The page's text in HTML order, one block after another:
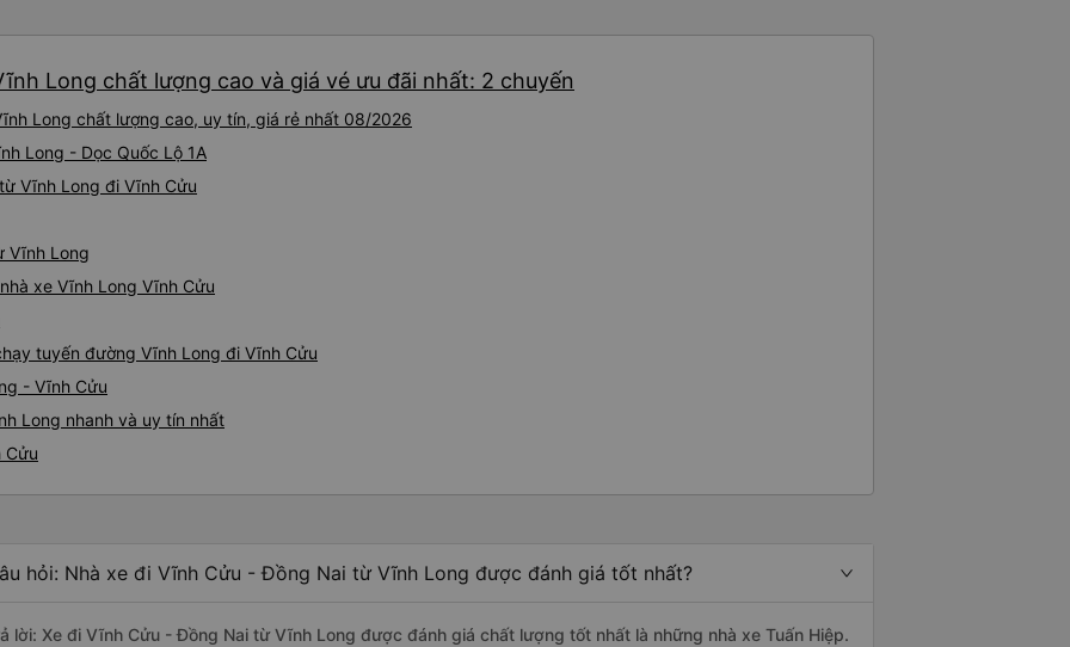
Long chất lượng cao và giá vé ưu đãi nhất: 2 chuyến
Long chất lượng cao, uy tín, giá rẻ nhất 08/2026
Long - Dọc Quốc Lộ 1A
Vĩnh Long đi Vĩnh Cửu
Vĩnh Long
xe Vĩnh Long Vĩnh Cửu
tuyến đường Vĩnh Long đi Vĩnh Cửu
- Vĩnh Cửu
Long nhanh và uy tín nhất
Cửu
hỏi: Nhà xe đi Vĩnh Cửu - Đồng Nai từ Vĩnh Long được đánh giá tốt nhất?
lời: Xe đi Vĩnh Cửu - Đồng Nai từ Vĩnh Long được đánh giá chất lượng tốt nhất là những nhà xe Tuấn Hiệp.